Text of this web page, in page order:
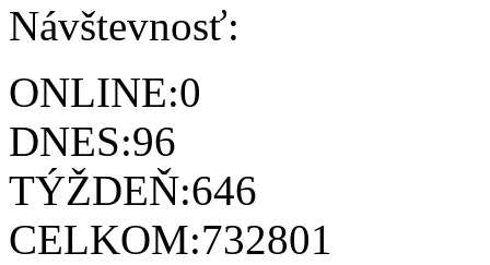
Návštevnosť:
ONLINE:0
DNES:96
TÝŽDEŇ:646
CELKOM:732801